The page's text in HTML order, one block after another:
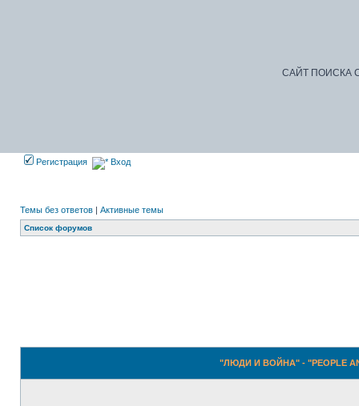
САЙТ ПОИСКА
Регистрация Вход
Темы без ответов | Активные темы
Список форумов
"ЛЮДИ И ВОЙНА" - "PEOPLE